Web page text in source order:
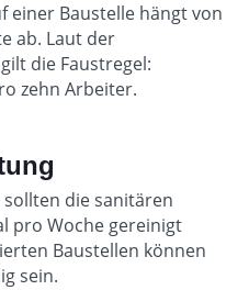
einer Baustelle hängt von
ab. Laut der
die Faustregel:
zehn Arbeiter.
die sanitären
pro Woche gereinigt
Baustellen können
sein.